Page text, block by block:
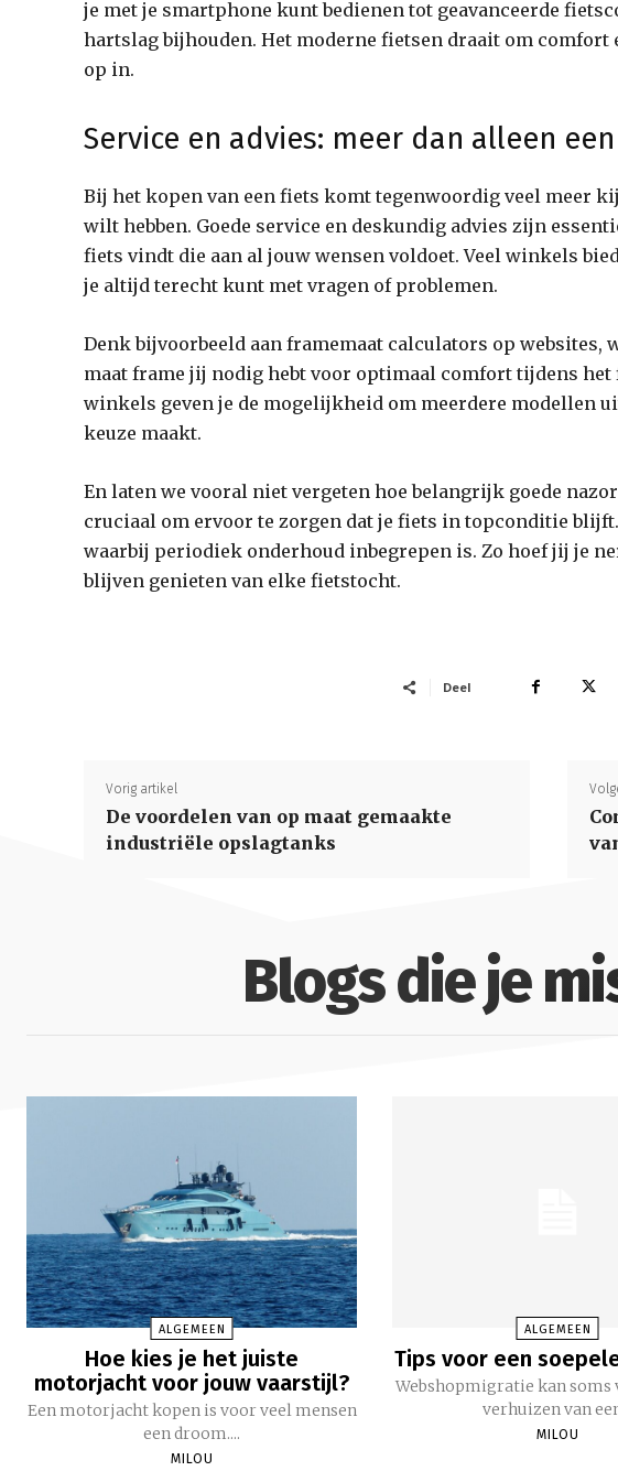
je met je smartphone kunt bedienen tot geavanceerde
hartslag bijhouden. Het moderne fietsen draait om
op in.
Service en advies: meer dan alleen
Bij het kopen van een fiets komt tegenwoordig veel meer
wilt hebben. Goede service en deskundig advies zijn
fiets vindt die aan al jouw wensen voldoet. Veel winkels
je altijd terecht kunt met vragen of problemen.
Denk bijvoorbeeld aan framemaat calculators op websites,
maat frame jij nodig hebt voor optimaal comfort tijdens het
winkels geven je de mogelijkheid om meerdere modellen
keuze maakt.
En laten we vooral niet vergeten hoe belangrijk goede
cruciaal om ervoor te zorgen dat je fiets in topconditie
waarbij periodiek onderhoud inbegrepen is. Zo hoef jij je
blijven genieten van elke fietstocht.
Deel
Vorig artikel
De voordelen van op maat gemaakte
industriële opslagtanks
Blogs die je
ALGEMEEN
Hoe kies je het juiste
motorjacht voor jouw vaarstijl?
Een motorjacht kopen is voor veel mensen
een droom....
MILOU
ALGEMEEN
Tips voor een
Webshopmigratie kan soms
verhuizen van
MILOU